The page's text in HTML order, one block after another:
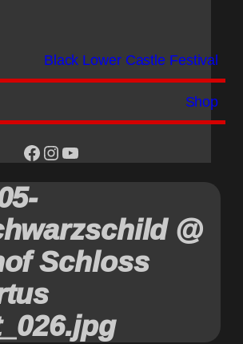
Black Lower Castle Festival
Shop
facebook
Instagram
YouTube
@
Schloss